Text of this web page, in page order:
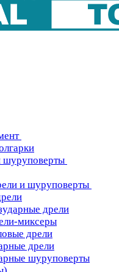
шуруповерты
и шуруповерты
дрели
миксеры
дрели
дрели
шуруповерты